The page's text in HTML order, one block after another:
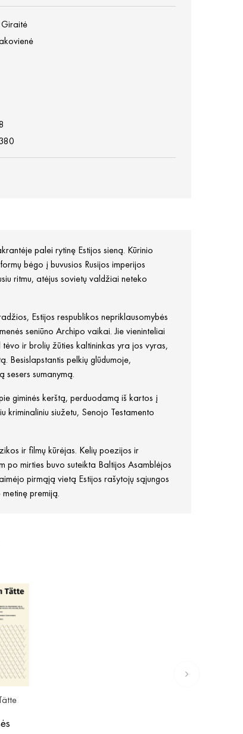
Giraitė
palei rytinę Estijos sieną. Kūrinio
bėgo į buvusios Rusijos imperijos
ritmu, atėjus sovietų valdžiai neteko
Estijos respublikos nepriklausomybės
seniūno Archipo vaikai. Jie vieninteliai
ir brolių žūties kaltininkas yra jos vyras,
Besislapstantis pelkių glūdumoje,
sumanymą.
giminės kerštą, perduodamą iš kartos į
siužetu, Senojo Testamento
ir filmų kūrėjas. Kelių poezijos ir
po mirties buvo suteikta Baltijos Asamblėjos
pirmąją vietą Estijos rašytojų sąjungos
premiją.